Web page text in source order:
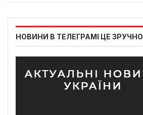
НОВИНИ В ТЕЛЕГРАМІ ЦЕ ЗРУЧНО